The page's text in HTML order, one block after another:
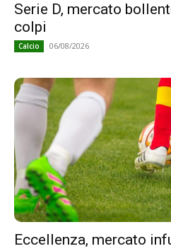
Serie D, mercato
colpi
Calcio 06/08/2026
Eccellenza, mercato